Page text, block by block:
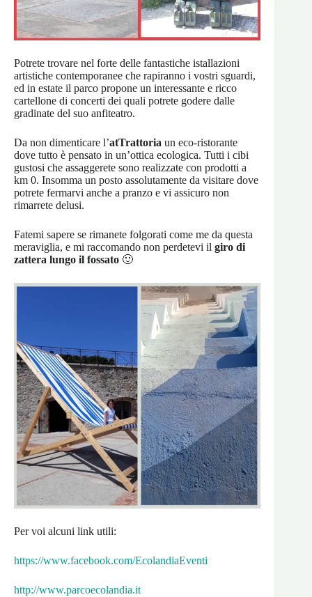
Potrete trovare nel forte delle fantastiche istallazioni
artistiche contemporanee che rapiranno i vostri sguardi,
ed in estate il parco propone un interessante e ricco
cartellone di concerti dei quali potrete godere dalle
gradinate del suo anfiteatro.
Da non dimenticare l’atTrattoria un eco-ristorante
dove tutto è pensato in un’ottica ecologica. Tutti i cibi
gustosi che assaggerete sono realizzate con prodotti a
km 0. Insomma un posto assolutamente da visitare dove
potrete fermarvi anche a pranzo e vi assicuro non
rimarrete delusi.
Fatemi sapere se rimanete folgorati come me da questa
meraviglia, e mi raccomando non perdetevi il giro di
zattera lungo il fossato 🙂
Per voi alcuni link utili:
https://www.facebook.com/EcolandiaEventi
http://www.parcoecolandia.it